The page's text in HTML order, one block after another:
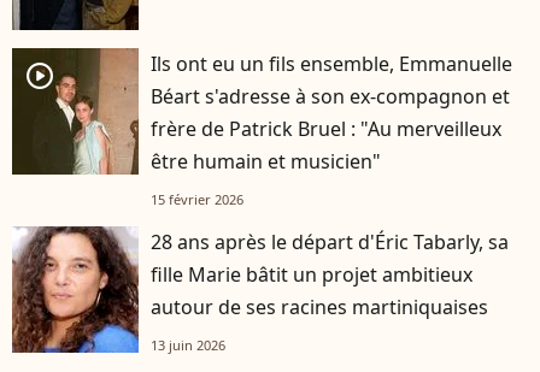
player2
Ils ont eu un fils ensemble, Emmanuelle
Béart s'adresse à son ex-compagnon et
frère de Patrick Bruel : "Au merveilleux
être humain et musicien"
15 février 2026
28 ans après le départ d'Éric Tabarly, sa
fille Marie bâtit un projet ambitieux
autour de ses racines martiniquaises
13 juin 2026